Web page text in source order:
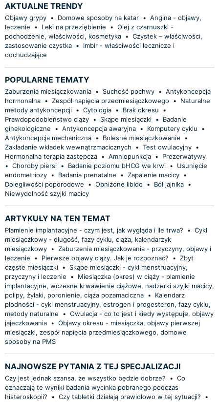
AKTUALNE TRENDY
Objawy grypy • Domowe sposoby na katar • Angina - objawy,
leczenie
• Leki na przeziębienie • Olej z czarnuszki -
pochodzenie, właściwości, kosmetyka • Czystek – właściwości,
zastosowanie czystka •
Imbir - właściwości lecznicze i
odchudzające
POPULARNE TEMATY
Zaburzenia miesiączkowania • Suchość pochwy • Antykoncepcja
hormonalna • Zespół napięcia przedmiesiączkowego •
Naturalne
metody antykoncepcji • Cytologia • Brak okresu
•
Prawdopodobieństwo ciąży • Skąpe miesiączki •
Badanie
ginekologiczne
• Antykoncepcja awaryjna • Komputery cyklu
•
Antykoncepcja mechaniczna • Bolesne miesiączkowanie
•
Zakładanie wkładek wewnątrzmacicznych
• Test owulacyjny •
Hormonalna terapia zastępcza • Amniopunkcja •
Prezerwatywy
• Choroby piersi • Badanie poziomu bHCG we krwi •
Usunięcie
endometriozy • Badania prenatalne • Zapalenie macicy •
Dolegliwości poporodowe
• Obniżone libido • Ból jajnika •
Niewydolność szyjki macicy
ARTYKUŁY NA TEN TEMAT
Plamienie implantacyjne - czym jest, jak wygląda i ile trwa? • Cykl
miesiączkowy - długość, fazy cyklu, ciąża, kalendarzyk
miesiączkowy • Zaburzenia miesiączkowania - przyczyny, objawy i
leczenie
• Pierwsze objawy ciąży. Jak je rozpoznać? • Zbyt
częste miesiączki •
Skąpe miesiączki - cykl menstruacyjny,
przyczyny i leczenie
•
Miesiączka (okres) w ciąży - plamienie
implantacyjne, wczesne krwawienie ciążowe, nadżerki szyjki macicy,
polipy, żylaki, poronienie, ciąża pozamaciczna •
Kalendarz
płodności - cykl menstruacyjny, estrogen i progesteron, fazy cyklu,
metody naturalne
• Owulacja - co to jest i kiedy występuje, objawy
jajeczkowania • Objawy okresu - miesiączka, objawy pierwszej
miesiączki, zespół napięcia przedmiesiączkowego, domowe
sposoby na PMS
NAJNOWSZE PYTANIA Z TEJ SPECJALIZACJI
Czy jest jednak szansa, że wszystko będzie dobrze? • Co
oznaczają te wyniki badania wycinka pobranego podczas
histeroskopii?
• Czy tabletki działają prawidłowo w tej sytuacji?
•